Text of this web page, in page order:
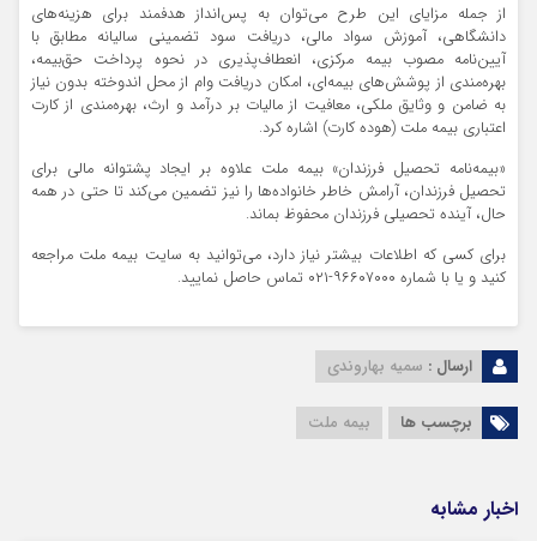
از جمله مزایای این طرح می‌توان به پس‌انداز هدفمند برای هزینه‌های
دانشگاهی، آموزش سواد مالی، دریافت سود تضمینی سالیانه مطابق با
آیین‌نامه مصوب بیمه مرکزی، انعطاف‌پذیری در نحوه پرداخت حق‌بیمه،
بهره‌مندی از پوشش‌های بیمه‌ای، امکان دریافت وام از محل اندوخته بدون نیاز
به ضامن و وثایق ملکی، معافیت از مالیات بر درآمد و ارث، بهره‌مندی از کارت
اعتباری بیمه ملت (هوده کارت) اشاره کرد.
«بیمه‌نامه تحصیل فرزندان» بیمه ملت علاوه بر ایجاد پشتوانه مالی برای
تحصیل فرزندان، آرامش خاطر خانواده‌ها را نیز تضمین می‌کند تا حتی در همه
حال، آینده تحصیلی فرزندان محفوظ بماند.
برای کسی که اطلاعات بیشتر نیاز دارد، می‌توانید به سایت بیمه ملت مراجعه
کنید و یا با شماره ۹۶۶۰۷۰۰۰-۰۲۱ تماس حاصل نمایید.
ارسال : سمیه بهاروندی
برچسب ها بیمه ملت
اخبار مشابه